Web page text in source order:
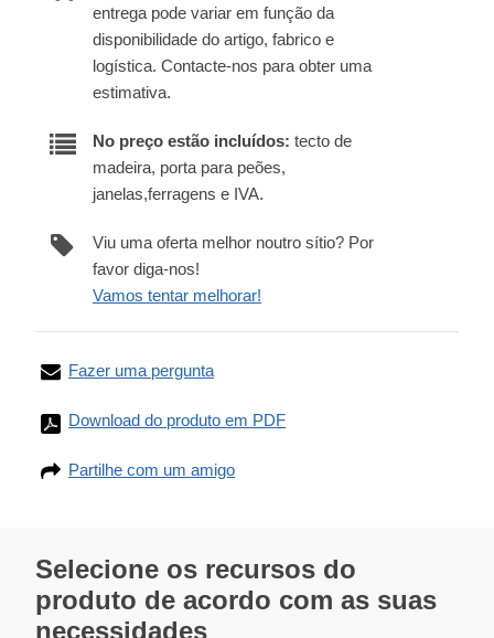
entrega pode variar em função da
disponibilidade do artigo, fabrico e
logística. Contacte-nos para obter uma
estimativa.
No preço estão incluídos: tecto de
madeira, porta para peões,
janelas,ferragens e IVA.
Viu uma oferta melhor noutro sítio? Por
favor diga-nos!
Vamos tentar melhorar!
Fazer uma pergunta
Download do produto em PDF
Partilhe com um amigo
Selecione os recursos do
produto de acordo com as suas
necessidades